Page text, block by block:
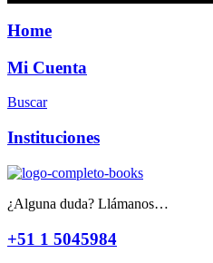
Home
Mi Cuenta
Buscar
Instituciones
¿Alguna duda? Llámanos…
+51 1 5045984